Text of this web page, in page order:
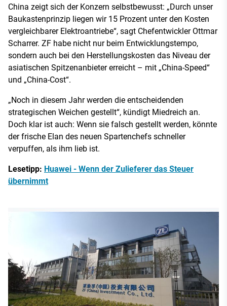
China zeigt sich der Konzern selbstbewusst: „Durch unser
Baukastenprinzip liegen wir 15 Prozent unter den Kosten
vergleichbarer Elektroantriebe“, sagt Chefentwickler Ottmar
Scharrer. ZF habe nicht nur beim Entwicklungstempo,
sondern auch bei den Herstellungskosten das Niveau der
asiatischen Spitzenanbieter erreicht – mit „China-Speed“
und „China-Cost“.
„Noch in diesem Jahr werden die entscheidenden
strategischen Weichen gestellt“, kündigt Miedreich an.
Doch klar ist auch: Wenn sie falsch gestellt werden, könnte
der frische Elan des neuen Spartenchefs schneller
verpuffen, als ihm lieb ist.
Lesetipp: Huawei - Wenn der Zulieferer das Steuer
übernimmt